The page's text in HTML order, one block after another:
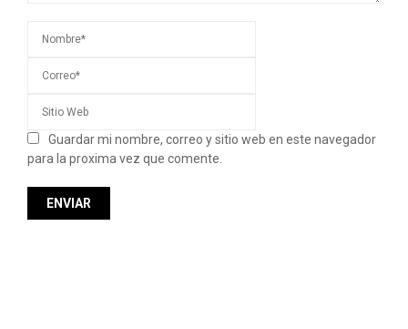
Guardar mi nombre, correo y sitio web en este navegador
para la proxima vez que comente.